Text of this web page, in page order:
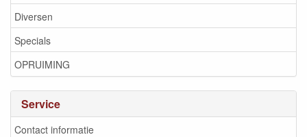
Diversen
Specials
OPRUIMING
Service
Contact informatie